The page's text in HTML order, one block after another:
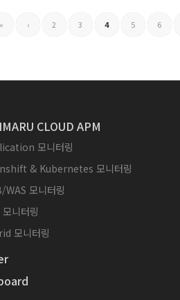
« ‹ 2 3 4 5 6
CLOUD APM
모니터링
& Kubernetes 모니터링
WAS 모니터링
니터링
모니터링